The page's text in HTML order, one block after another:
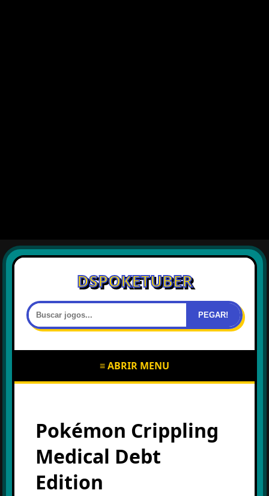
DSPOKETUBER
PEGAR!
≡ ABRIR MENU
Pokémon Crippling
Medical Debt
Edition